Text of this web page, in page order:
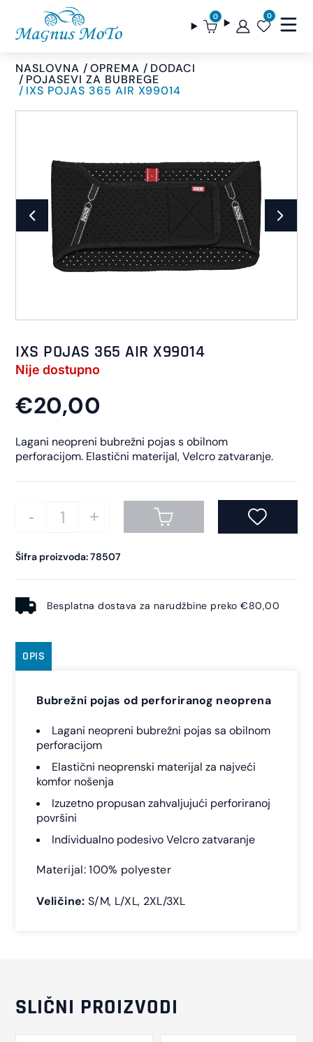
0 0
NASLOVNA OPREMA DODACI
POJASEVI ZA BUBREGE
IXS POJAS 365 AIR X99014
IXS POJAS 365 AIR X99014
Nije dostupno
€20,00
Lagani neopreni bubrežni pojas s obilnom
perforacijom. Elastični materijal, Velcro zatvaranje.
Šifra proizvoda: 78507
Besplatna dostava za narudžbine preko €80,00
OPIS
Bubrežni pojas od perforiranog neoprena
Lagani neopreni bubrežni pojas sa obilnom
perforacijom
Elastični neoprenski materijal za najveći
komfor nošenja
Izuzetno propusan zahvaljujući perforiranoj
površini
Individualno podesivo Velcro zatvaranje
Materijal: 100% polyester
Veličine: S/M, L/XL, 2XL/3XL
SLIČNI PROIZVODI